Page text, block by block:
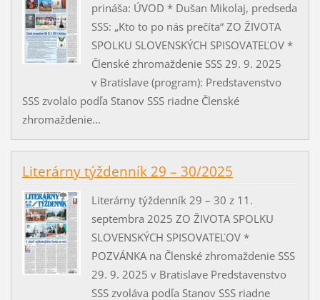
prináša: ÚVOD * Dušan Mikolaj, predseda
SSS: „Kto to po nás prečíta“ ZO ŽIVOTA
SPOLKU SLOVENSKÝCH SPISOVATEĽOV *
Členské zhromaždenie SSS 29. 9. 2025
v Bratislave (program): Predstavenstvo
SSS zvolalo podľa Stanov SSS riadne Členské
zhromaždenie...
Literárny týždenník 29 – 30/2025
Literárny týždenník 29 – 30 z 11.
septembra 2025 ZO ŽIVOTA SPOLKU
SLOVENSKÝCH SPISOVATEĽOV *
POZVÁNKA na Členské zhromaždenie SSS
29. 9. 2025 v Bratislave Predstavenstvo
SSS zvoláva podľa Stanov SSS riadne